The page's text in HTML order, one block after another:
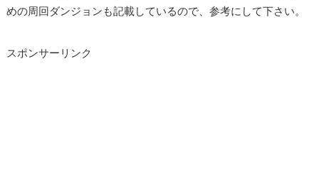
めの周回ダンジョンも記載しているので、参考にして下さい。
スポンサーリンク